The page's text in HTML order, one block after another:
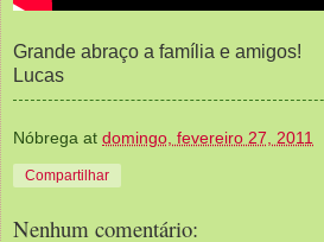
Grande abraço a família e amigos!
Lucas
Nóbrega at domingo, fevereiro 27, 2011
Compartilhar
Nenhum comentário: